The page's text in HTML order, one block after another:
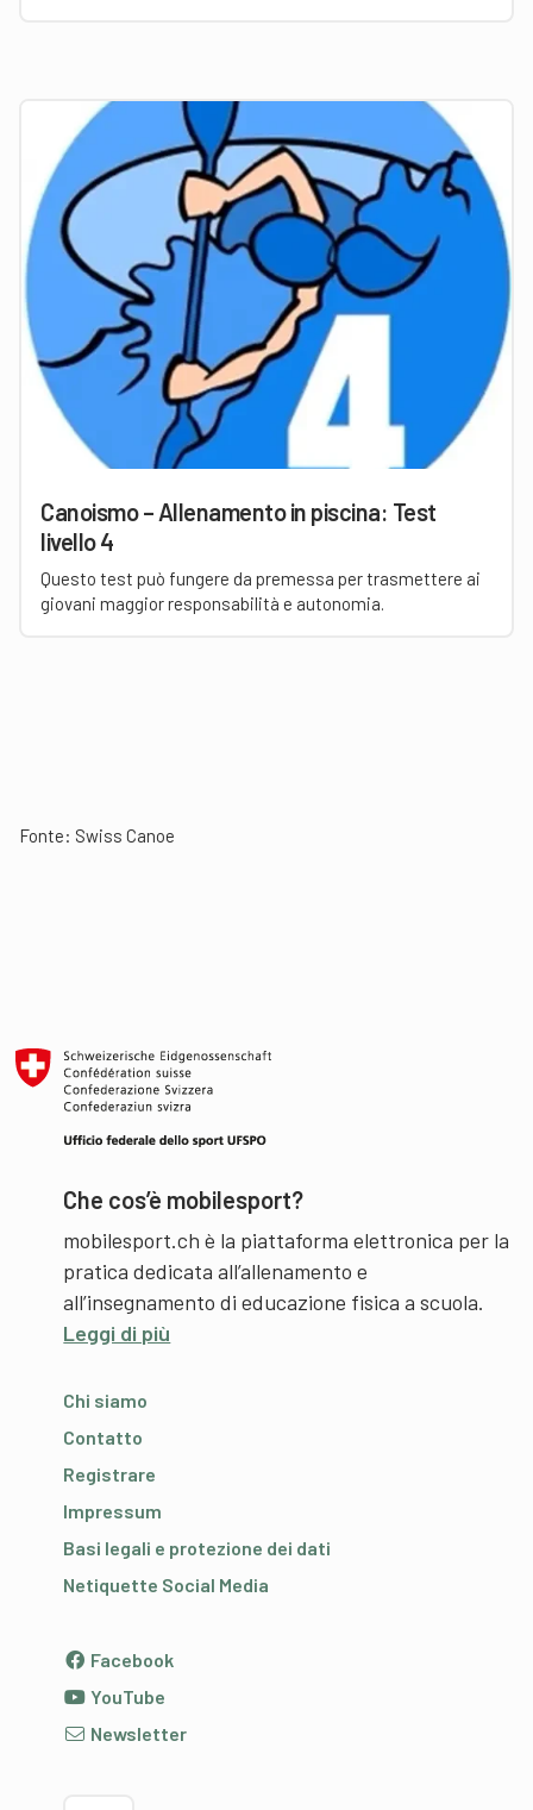
Canoismo – Allenamento in piscina: Test
livello 4
Questo test può fungere da premessa per trasmettere ai
giovani maggior responsabilità e autonomia.
Fonte: Swiss Canoe
Che cos’è mobilesport?
mobilesport.ch è la piattaforma elettronica per la
pratica dedicata all’allenamento e
all’insegnamento di educazione fisica a scuola.
Leggi di più
Chi siamo
Contatto
Registrare
Impressum
Basi legali e protezione dei dati
Netiquette Social Media
Facebook
YouTube
Newsletter